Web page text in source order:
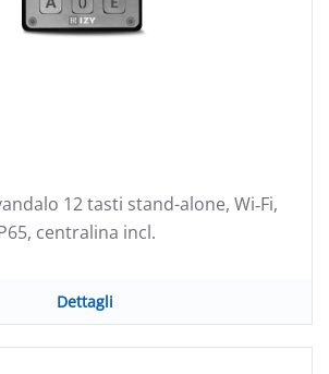
12 tasti stand-alone, Wi‑Fi,
centralina incl.
Dettagli